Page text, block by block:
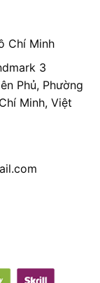
Chí Minh
3
Phủ, Phường
Minh, Việt